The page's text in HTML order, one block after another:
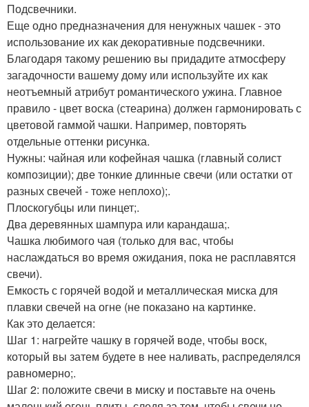
Подсвечники.
Еще одно предназначения для ненужных чашек - это
использование их как декоративные подсвечники.
Благодаря такому решению вы придадите атмосферу
загадочности вашему дому или используйте их как
неотъемный атрибут романтического ужина. Главное
правило - цвет воска (стеарина) должен гармонировать с
цветовой гаммой чашки. Например, повторять
отдельные оттенки рисунка.
Нужны: чайная или кофейная чашка (главный солист
композиции); две тонкие длинные свечи (или остатки от
разных свечей - тоже неплохо);.
Плоскогубцы или пинцет;.
Два деревянных шампура или карандаша;.
Чашка любимого чая (только для вас, чтобы
наслаждаться во время ожидания, пока не расплавятся
свечи).
Емкость с горячей водой и металлическая миска для
плавки свечей на огне (не показано на картинке.
Как это делается:
Шаг 1: нагрейте чашку в горячей воде, чтобы воск,
который вы затем будете в нее наливать, распределялся
равномерно;.
Шаг 2: положите свечи в миску и поставьте на очень